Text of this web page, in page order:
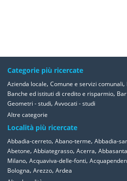
Categorie più ricercate
Azienda locale, Comune e servizi comunali,
Banche ed istituti di credito e risparmio,
Geometri - studi, Avvocati - studi
Altre categorie
Località più ricercate
Abbadia-cerreto, Abano-terme, Abbadia-
Abetone, Abbiategrasso, Acerra, Abbasanta
Milano, Acquaviva-delle-fonti,
Bologna, Arezzo, Ardea